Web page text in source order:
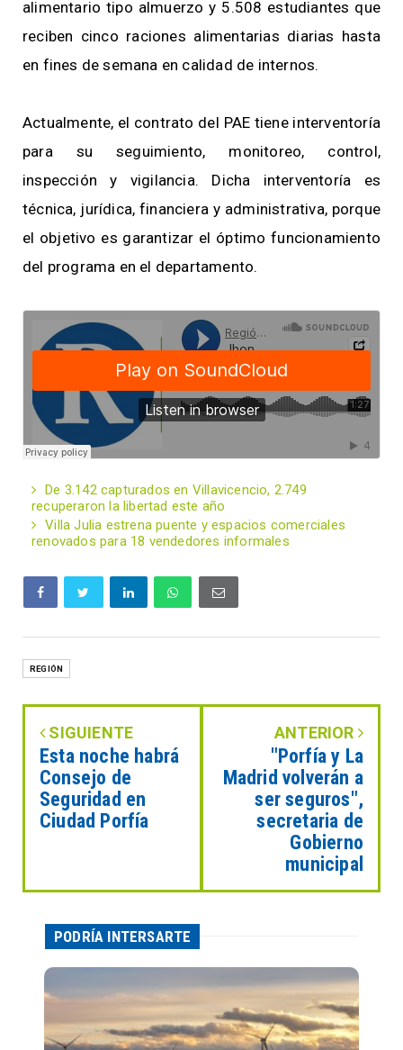
alimentario tipo almuerzo y 5.508 estudiantes que
reciben cinco raciones alimentarias diarias hasta
en fines de semana en calidad de internos.
Actualmente, el contrato del PAE tiene interventoría
para su seguimiento, monitoreo, control,
inspección y vigilancia. Dicha interventoría es
técnica, jurídica, financiera y administrativa, porque
el objetivo es garantizar el óptimo funcionamiento
del programa en el departamento.
De 3.142 capturados en Villavicencio, 2.749
recuperaron la libertad este año
Villa Julia estrena puente y espacios comerciales
renovados para 18 vendedores informales
REGIÓN
SIGUIENTE
Esta noche habrá
Consejo de
Seguridad en
Ciudad Porfía
ANTERIOR
"Porfía y La
Madrid volverán a
ser seguros",
secretaria de
Gobierno
municipal
PODRÍA INTERSARTE